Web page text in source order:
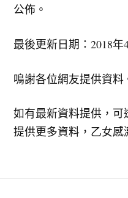
公佈。
最後更新日期：2018年
鳴謝各位網友提供資料
如有最新資料提供，可
提供更多資料，乙女感